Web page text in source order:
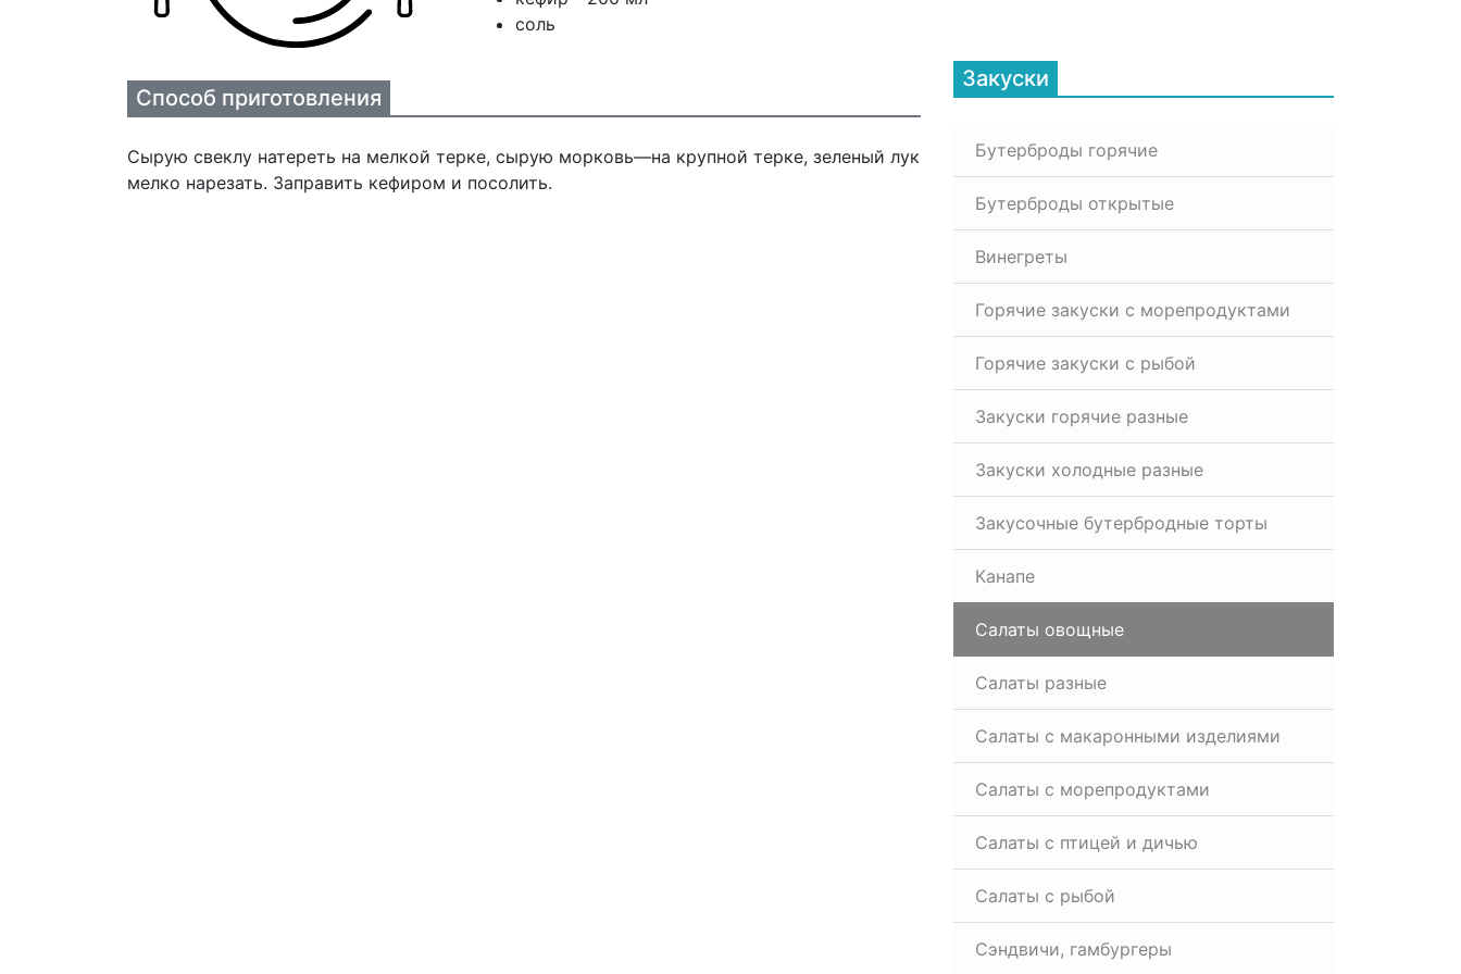
соль
Способ приготовления
Сырую свеклу натереть на мелкой терке, сырую морковь—на крупной терке, зеленый лук
мелко нарезать. Заправить кефиром и посолить.
Закуски
Бутерброды горячие
Бутерброды открытые
Винегреты
Горячие закуски с морепродуктами
Горячие закуски с рыбой
Закуски горячие разные
Закуски холодные разные
Закусочные бутербродные торты
Канапе
Салаты овощные
Салаты разные
Салаты с макаронными изделиями
Салаты с морепродуктами
Салаты с птицей и дичью
Салаты с рыбой
Сэндвичи, гамбургеры